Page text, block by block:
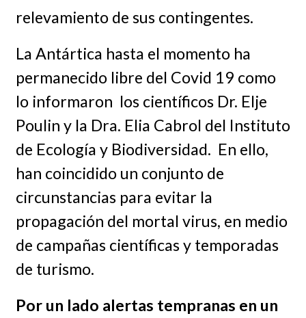
relevamiento de sus contingentes.
La Antártica hasta el momento ha
permanecido libre del Covid 19 como
lo informaron los científicos Dr. Elje
Poulin y la Dra. Elia Cabrol del Instituto
de Ecología y Biodiversidad. En ello,
han coincidido un conjunto de
circunstancias para evitar la
propagación del mortal virus, en medio
de campañas científicas y temporadas
de turismo.
Por un lado alertas tempranas en un